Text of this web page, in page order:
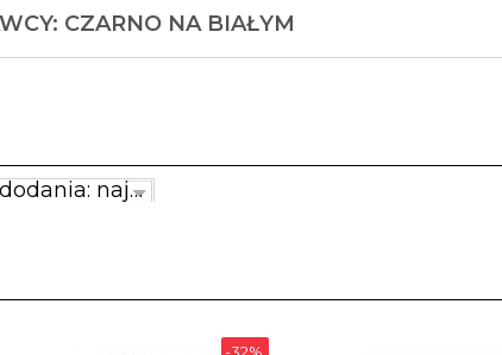
CZARNO NA BIAŁYM
Data dodania: najnowsze